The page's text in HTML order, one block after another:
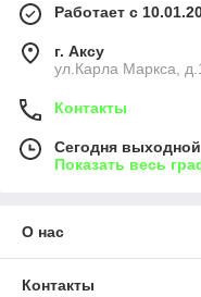
Работает с
г. Аксу
ул.Карла Маркса,
Контакты
Сегодня выходной
Показать весь
О нас
Контакты